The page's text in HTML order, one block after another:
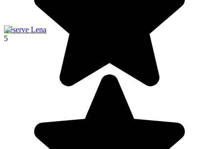
Réserve Lena
5